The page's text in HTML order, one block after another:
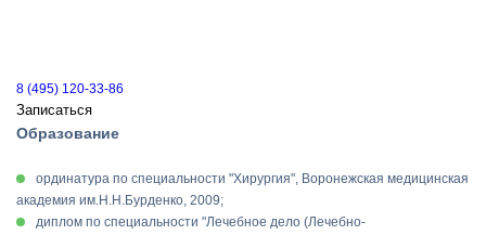
8 (495) 120-33-86
Записаться
Образование
ординатура по специальности "Хирургия", Воронежская медицинская
академия им.Н.Н.Бурденко, 2009;
диплом по специальности "Лечебное дело (Лечебно-